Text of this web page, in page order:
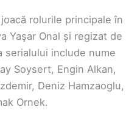
rolurile principale în
Yaşar Onal și regizat de
serialului include nume
Soysert, Engin Alkan,
Deniz Hamzaoglu,
Ornek.